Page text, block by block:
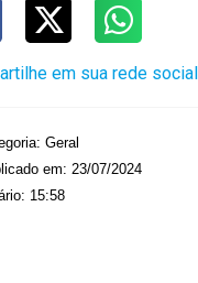
em sua rede social
Geral
em: 23/07/2024
15:58